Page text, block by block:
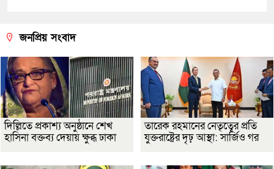
জনপ্রিয় সংবাদ
দিল্লিতে প্রকাশ্য অনুষ্ঠানে শেখ
হাসিনা বক্তব্য দেয়ায় ক্ষুব্ধ ঢাকা
তারেক রহমানের নেতৃত্বের প্রতি
যুক্তরাষ্ট্রের দৃঢ় আস্থা: সার্জিও গর